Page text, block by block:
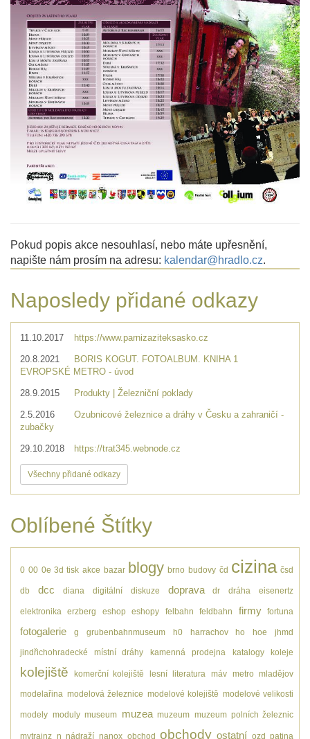
Pokud popis akce nesouhlasí, nebo máte upřesnění,
napište nám prosím na adresu: kalendar@hradlo.cz.
Naposledy přidané odkazy
11.10.2017 https://www.parnizaziteksasko.cz
20.8.2021
BORIS KOGUT. FOTOALBUM. KNIHA 1
EVROPSKÉ METRO - úvod
28.9.2015 Produkty | Železniční poklady
2.5.2016
Ozubnicové železnice a dráhy v Česku a zahraničí -
zubačky
29.10.2018 https://trat345.webnode.cz
Všechny přidané odkazy
Oblíbené Štítky
0 00 0e 3d tisk akce bazar blogy brno budovy čd cizina čsd
db dcc diana digitální diskuze doprava dr dráha eisenertz
elektronika erzberg eshop eshopy felbahn feldbahn firmy fortuna
fotogalerie g grubenbahnmuseum h0 harrachov ho hoe jhmd
jindřichohradecké místní dráhy kamenná prodejna katalogy koleje
kolejiště komerční kolejiště lesní literatura máv metro mladějov
modelařina modelová železnice modelové kolejiště modelové velikosti
modely moduly museum muzea muzeum muzeum polních železnic
mytrainz n nádraží nanox obchod obchody ostatní ozd patina